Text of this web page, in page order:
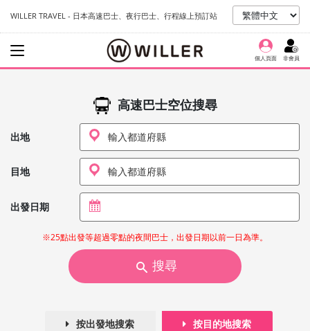
WILLER TRAVEL - 日本高速巴士、夜行巴士、行程線上預訂站
個人頁面 非會員
高速巴士空位搜尋
出地
目地
出發日期
※25點出發等超過零點的夜間巴士，出發日期以前一日為準。
搜尋
按出發地搜索 按目的地搜索